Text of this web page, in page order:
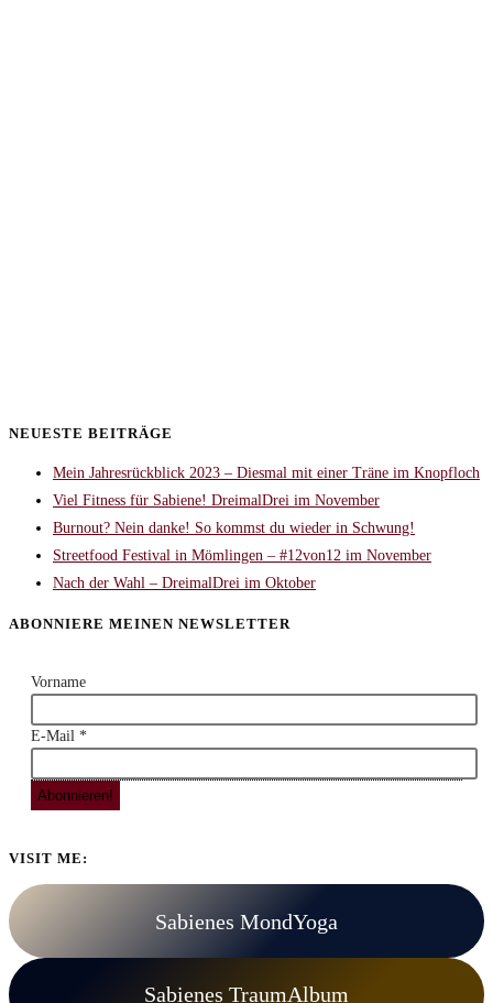
NEUESTE BEITRÄGE
Mein Jahresrückblick 2023 – Diesmal mit einer Träne im Knopfloch
Viel Fitness für Sabiene! DreimalDrei im November
Burnout? Nein danke! So kommst du wieder in Schwung!
Streetfood Festival in Mömlingen – #12von12 im November
Nach der Wahl – DreimalDrei im Oktober
ABONNIERE MEINEN NEWSLETTER
Vorname
E-Mail *
VISIT ME:
Sabienes MondYoga
Sabienes TraumAlbum